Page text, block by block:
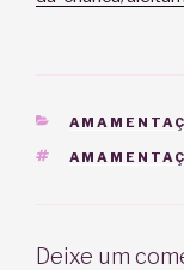
TAGS
Deixe um